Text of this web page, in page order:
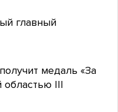
главный
медаль «За
областью III